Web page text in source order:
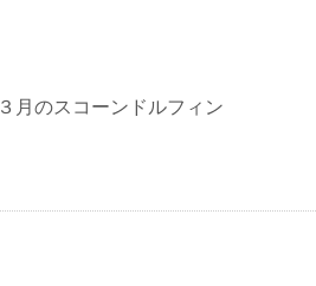
３月のスコーンドルフィン